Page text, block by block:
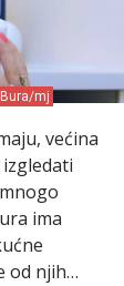
mj
većina
ima
od njih…